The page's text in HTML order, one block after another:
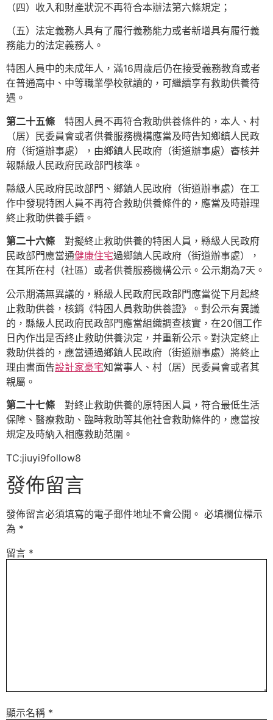
（四）收入和財產狀況不再符合本辦法第六條規定；
（五）法定義務人具有了履行義務能力或者新增具有履行義
務能力的法定義務人。
特困人員中的未成年人，滿16周歲后仍在接受義務教育或者
在普通高中、中等職業學校就讀的，可繼續享有救助供養待
遇。
第二十五條 特困人員不再符合救助供養條件的，本人、村
（居）民委員會或者供養服務機構應當及時告知鄉鎮人民政
府（街道辦事處），由鄉鎮人民政府（街道辦事處）審核并
報縣級人民政府民政部門核準。
縣級人民政府民政部門、鄉鎮人民政府（街道辦事處）在工
作中發現特困人員不再符合救助供養條件的，應當及時辦理
終止救助供養手續。
第二十六條 對擬終止救助供養的特困人員，縣級人民政府
民政部門應當通健康住宅過鄉鎮人民政府（街道辦事處），
在其所在村（社區）或者供養服務機構公示。公示期為7天。
公示期滿無異議的，縣級人民政府民政部門應當從下月起終
止救助供養，核銷《特困人員救助供養證》。對公示有異議
的，縣級人民政府民政部門應當組織調查核實，在20個工作
日內作出是否終止救助供養決定，并重新公示。對決定終止
救助供養的，應當通過鄉鎮人民政府（街道辦事處）將終止
理由書面告設計家豪宅知當事人、村（居）民委員會或者其
親屬。
第二十七條 對終止救助供養的原特困人員，符合最低生活
保障、醫療救助、臨時救助等其他社會救助條件的，應當按
規定及時納入相應救助范圍。
TC:jiuyi9follow8
發佈留言
發佈留言必須填寫的電子郵件地址不會公開。 必填欄位標示
為 *
留言 *
顯示名稱 *